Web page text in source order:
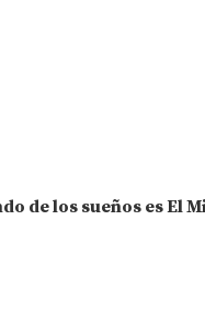
de los sueños es El